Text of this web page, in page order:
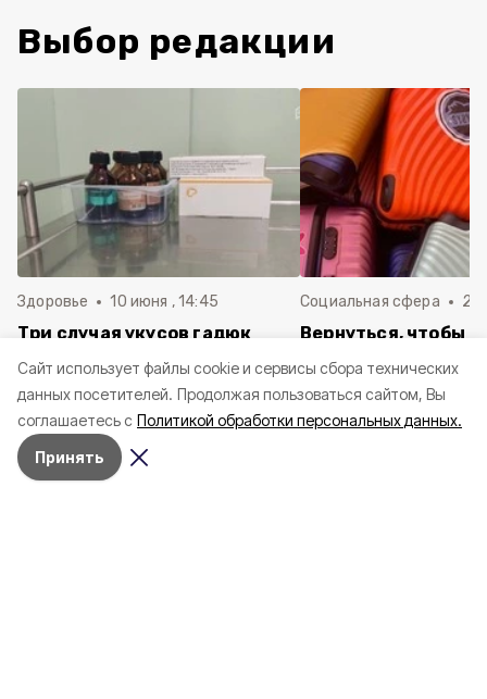
Cайт использует файлы cookie и сервисы сбора технических
данных посетителей. Продолжая пользоваться сайтом, Вы
соглашаетесь с Политикой обработки персональных данных.
Принять
Выбор редакции
Здоровье 10 июня , 14:45
Три случая укусов гадюк
Белгородской области с
начала года
Социальная сфера 20
Вернуться, чтобы
в Белгородскую
пять лет